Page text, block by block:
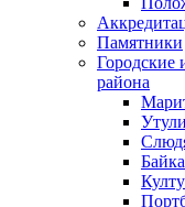
Памятники
Городские
района